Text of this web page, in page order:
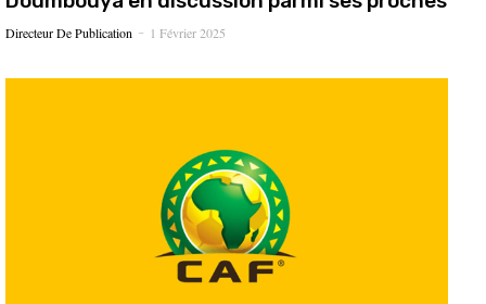
Directeur De Publication - 1 Février 2025